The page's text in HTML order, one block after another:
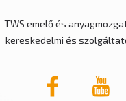
TWS emelő és
kereskedelmi és